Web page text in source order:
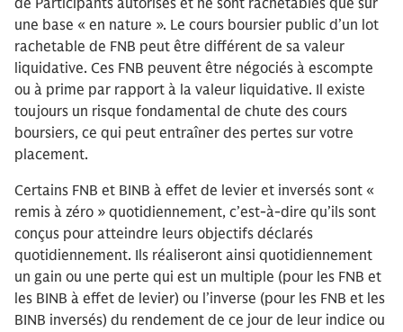
de Participants autorisés et ne sont rachetables que sur
une base « en nature ». Le cours boursier public d’un lot
rachetable de FNB peut être différent de sa valeur
liquidative. Ces FNB peuvent être négociés à escompte
ou à prime par rapport à la valeur liquidative. Il existe
toujours un risque fondamental de chute des cours
boursiers, ce qui peut entraîner des pertes sur votre
placement.
Certains FNB et BINB à effet de levier et inversés sont «
remis à zéro » quotidiennement, c’est-à-dire qu’ils sont
conçus pour atteindre leurs objectifs déclarés
quotidiennement. Ils réaliseront ainsi quotidiennement
un gain ou une perte qui est un multiple (pour les FNB et
les BINB à effet de levier) ou l’inverse (pour les FNB et les
BINB inversés) du rendement de ce jour de leur indice ou